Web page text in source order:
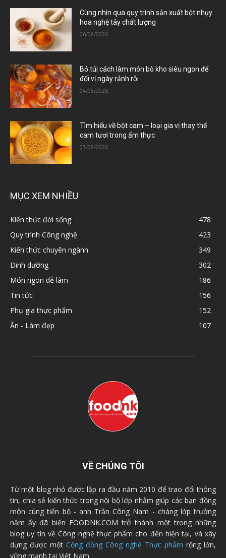
Cùng nhìn qua quy trình sản xuất bột nhụy
hoa nghệ tây chất lượng
06/08/2026
Bỏ túi cách làm món bò kho siêu ngon để
đổi vị ngày rảnh rỗi
04/08/2026
Tìm hiểu về bột cam – loại gia vị thay thế
cam tươi trong ẩm thực
03/08/2026
MỤC XEM NHIỀU
Kiến thức đời sống
478
Quy trình Công nghệ
423
Kiến thức chuyên ngành
349
Dinh dưỡng
302
Món ngon dễ làm
186
Tin tức
156
Phụ gia thực phẩm
152
Ăn - Làm đẹp
107
VỀ CHÚNG TÔI
Từ một blog nhỏ được lập ra đầu năm 2010 để trao đổi thông
tin, chia sẻ kiến thức trong nội bộ lớp nhằm giúp các bạn đồng
môn cùng tiến bộ - anh Trần Công Nam - chàng lớp trưởng
năm ấy đã biến FOODNK.COM trở thành một trong những
blog uy tín về Công nghệ thực phẩm cho đến hiện tại, và xây
dựng được một Cộng đồng Công nghệ Thực phẩm rộng lớn,
vững mạnh tại Việt Nam.